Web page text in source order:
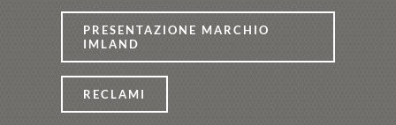
PRESENTAZIONE MARCHIO
IMLAND
RECLAMI